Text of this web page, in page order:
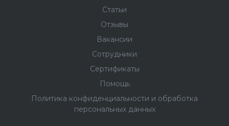
Статьи
Отзывы
Вакансии
Сотрудники
Сертификаты
Помощь
Политика конфиденциальности и обработка
персональных данных